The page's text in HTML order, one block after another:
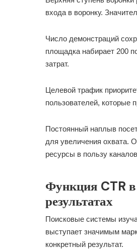
входа в воронку.
Число демонстраций
площадка набирает 200
затрат.
Целевой трафик
пользователей, которые
Постоянный наплыв
для увеличения охвата.
ресурсы в пользу
Функция CTR в
результатах
Поисковые системы
выступает значимым
конкретный результат.